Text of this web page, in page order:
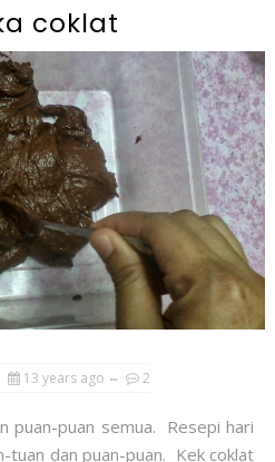
coklat
13 years ago 2
puan-puan semua. Resepi hari
tuan dan puan-puan. Kek coklat